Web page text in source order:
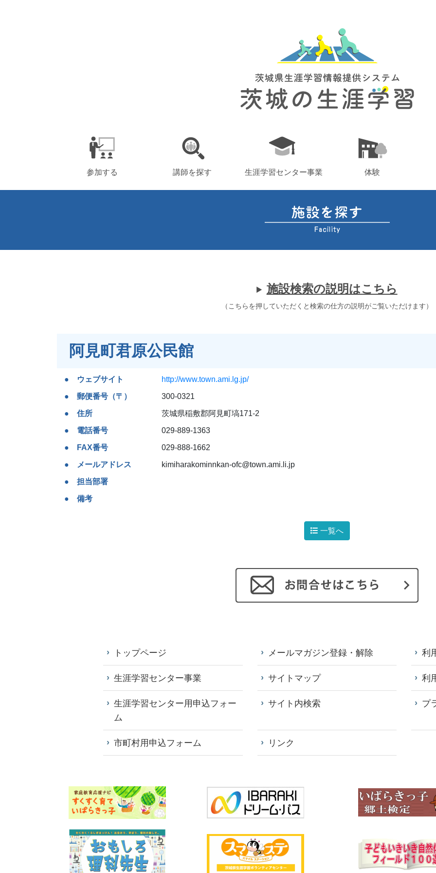
参加する 講師を探す 生涯学習センター事業 体験
施設検索の説明はこちら
（こちらを押していただくと検索の仕方の説明がご覧いただけます）
阿見町君原公民館
ウェブサイト http://www.town.ami.lg.jp/
郵便番号（〒） 300-0321
住所 茨城県稲敷郡阿見町塙171-2
電話番号 029-889-1363
FAX番号 029-888-1662
メールアドレス kimiharakominnkan-ofc@town.ami.li.jp
担当部署
備考
一覧へ
トップページ
生涯学習センター事業
生涯学習センター用申込フォー
ム
市町村用申込フォーム
メールマガジン登録・解除
サイトマップ
サイト内検索
リンク
利
利
プ